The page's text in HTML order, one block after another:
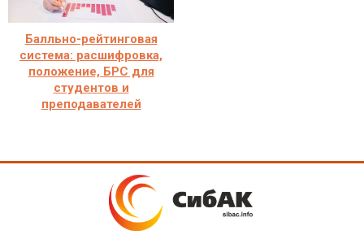
Балльно-рейтинговая
система: расшифровка,
положение, БРС для
студентов и
преподавателей